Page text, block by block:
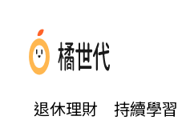
退休理財 持續學習